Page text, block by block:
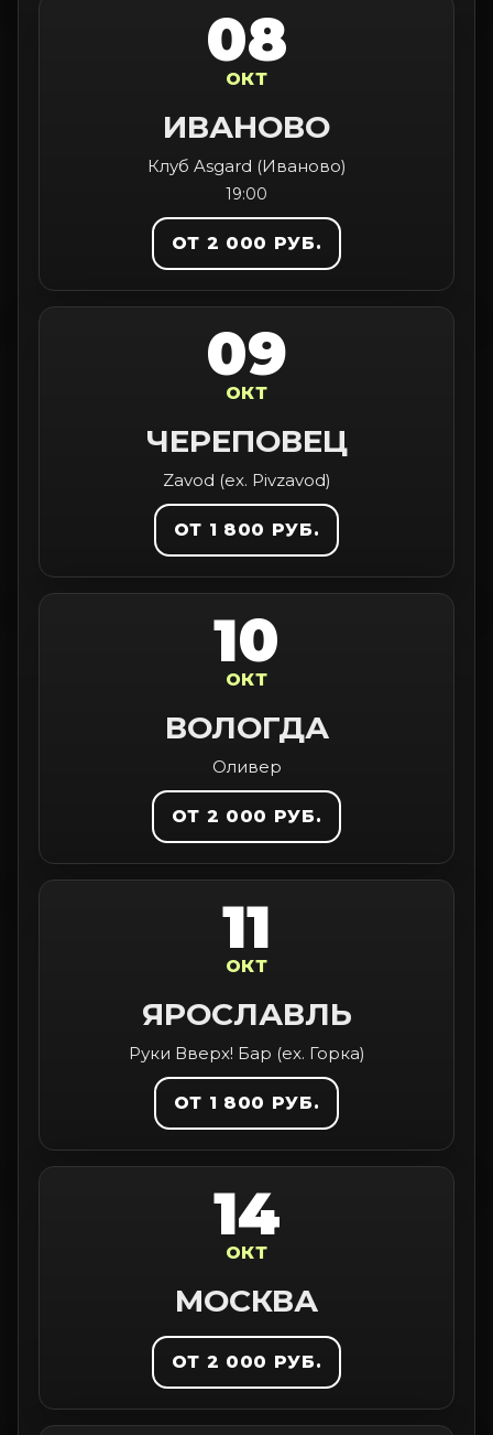
08
ОКТ
ИВАНОВО
Клуб Asgard (Иваново)
19:00
ОТ 2 000 РУБ.
09
ОКТ
ЧЕРЕПОВЕЦ
Zavod (ex. Pivzavod)
ОТ 1 800 РУБ.
10
ОКТ
ВОЛОГДА
Оливер
ОТ 2 000 РУБ.
11
ОКТ
ЯРОСЛАВЛЬ
Руки Вверх! Бар (ex. Горка)
ОТ 1 800 РУБ.
14
ОКТ
МОСКВА
ОТ 2 000 РУБ.